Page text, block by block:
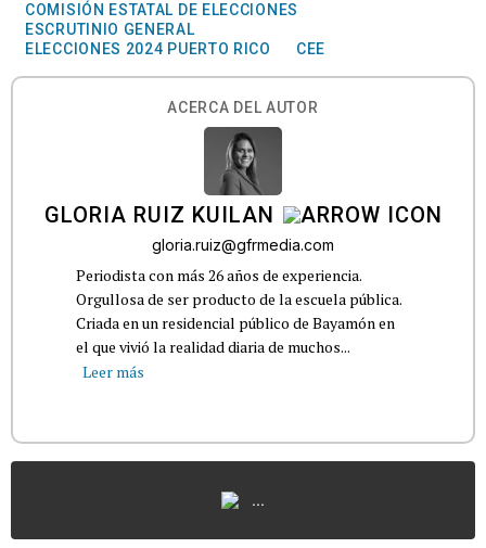
COMISIÓN ESTATAL DE ELECCIONES
ESCRUTINIO GENERAL
ELECCIONES 2024 PUERTO RICO
CEE
ACERCA DEL AUTOR
GLORIA RUIZ KUILAN
gloria.ruiz@gfrmedia.com
Periodista con más 26 años de experiencia.
Orgullosa de ser producto de la escuela pública.
Criada en un residencial público de Bayamón en
el que vivió la realidad diaria de muchos...
Leer más
...